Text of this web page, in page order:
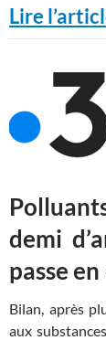
Lire
demi
passe
Bilan, après
aux